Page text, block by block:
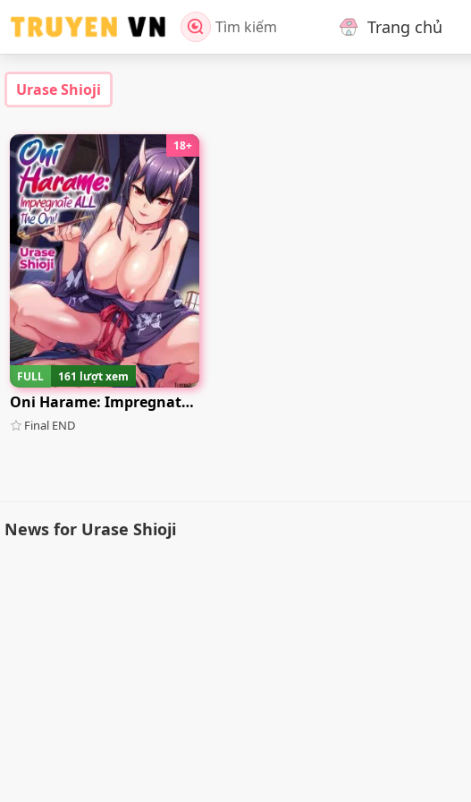
Tìm kiếm Trang chủ
Urase Shioji
18+
FULL 161 lượt xem
Oni Harame: Impregnate All The Oni!
Final END
News for Urase Shioji